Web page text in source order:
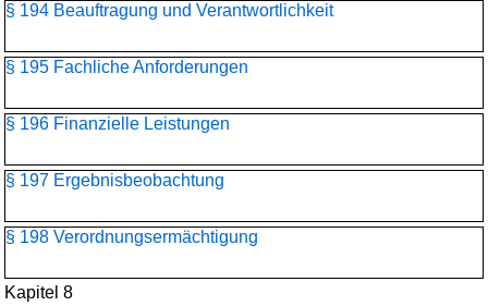
§ 194 Beauftragung und Verantwortlichkeit
§ 195 Fachliche Anforderungen
§ 196 Finanzielle Leistungen
§ 197 Ergebnisbeobachtung
§ 198 Verordnungsermächtigung
Kapitel 8